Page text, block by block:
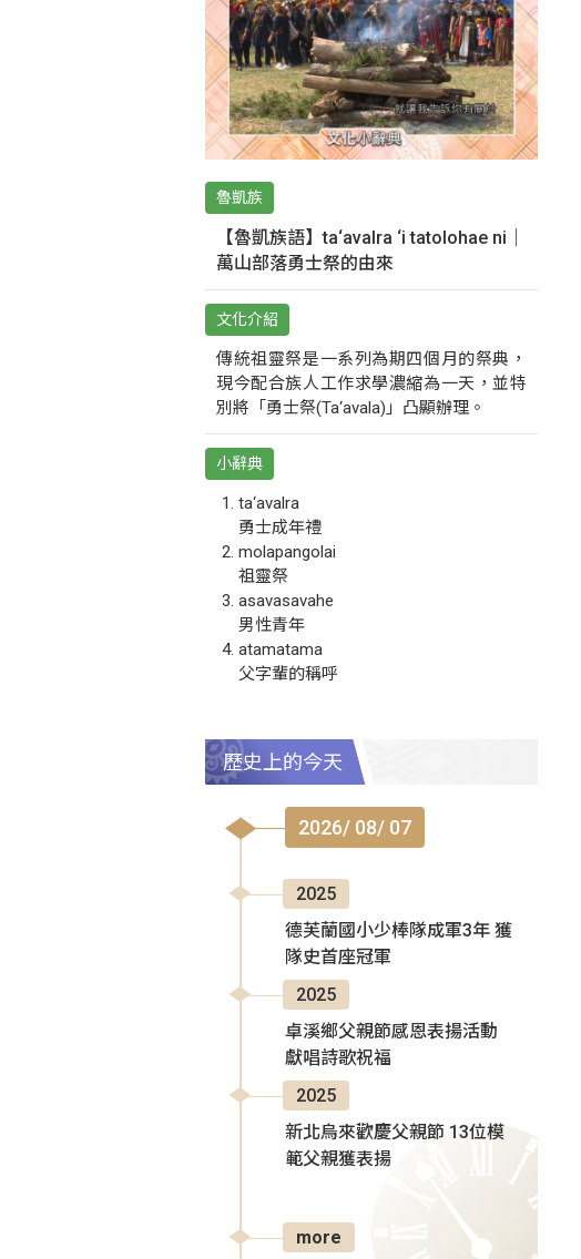
魯凱族
【魯凱族語】ta‘avalra ‘i tatolohae ni｜
萬山部落勇士祭的由來
文化介紹
傳統祖靈祭是一系列為期四個月的祭典，
現今配合族人工作求學濃縮為一天，並特
別將「勇士祭(Ta‘avala)」凸顯辦理。
小辭典
ta‘avalra
勇士成年禮
molapangolai
祖靈祭
asavasavahe
男性青年
atamatama
父字輩的稱呼
歷史上的今天
2026/ 08/ 07
2025
德芙蘭國小少棒隊成軍3年 獲
隊史首座冠軍
2025
卓溪鄉父親節感恩表揚活動
獻唱詩歌祝福
2025
新北烏來歡慶父親節 13位模
範父親獲表揚
more